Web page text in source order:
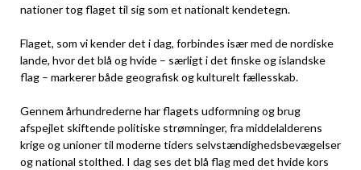
nationer tog flaget til sig som et nationalt kendetegn.
Flaget, som vi kender det i dag, forbindes især med de nordiske
lande, hvor det blå og hvide – særligt i det finske og islandske
flag – markerer både geografisk og kulturelt fællesskab.
Gennem århundrederne har flagets udformning og brug
afspejlet skiftende politiske strømninger, fra middelalderens
krige og unioner til moderne tiders selvstændighedsbevægelser
og national stolthed. I dag ses det blå flag med det hvide kors